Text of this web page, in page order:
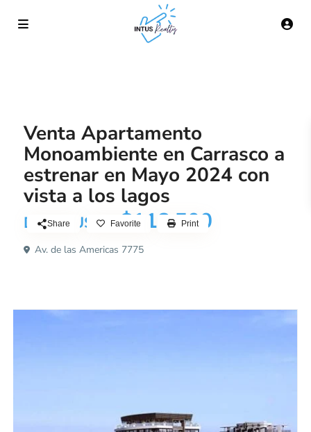
Venta Apartamento
Monoambiente en Carrasco a
estrenar en Mayo 2024 con
vista a los lagos
Desde USD$$118.500
Av. de las Americas 7775
Share Favorite Print